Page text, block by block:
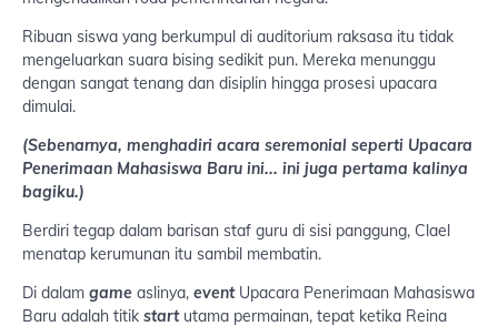
Ribuan siswa yang berkumpul di auditorium raksasa itu tidak
mengeluarkan suara bising sedikit pun. Mereka menunggu
dengan sangat tenang dan disiplin hingga prosesi upacara
dimulai.
(Sebenarnya, menghadiri acara seremonial seperti Upacara
Penerimaan Mahasiswa Baru ini... ini juga pertama kalinya
bagiku.)
Berdiri tegap dalam barisan staf guru di sisi panggung, Clael
menatap kerumunan itu sambil membatin.
Di dalam game aslinya, eventUpacara Penerimaan Mahasiswa
Baru adalah titik startutama permainan, tepat ketika Reina